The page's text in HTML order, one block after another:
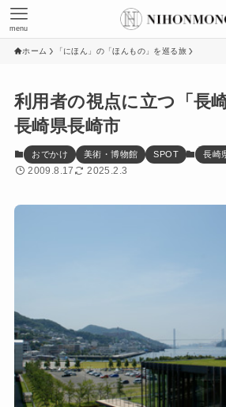
menu
ホーム 「にほん」の「ほんもの」を巡る旅
利用者の視点に立つ「長
長崎県長崎市
おでかけ 美術・博物館 SPOT 長崎
2009.8.17 2025.2.3